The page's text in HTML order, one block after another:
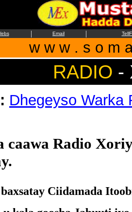
| Email |
w w w . s o m
RADIO -
Dhegeyso Warka
caawa Radio
Ciidamada